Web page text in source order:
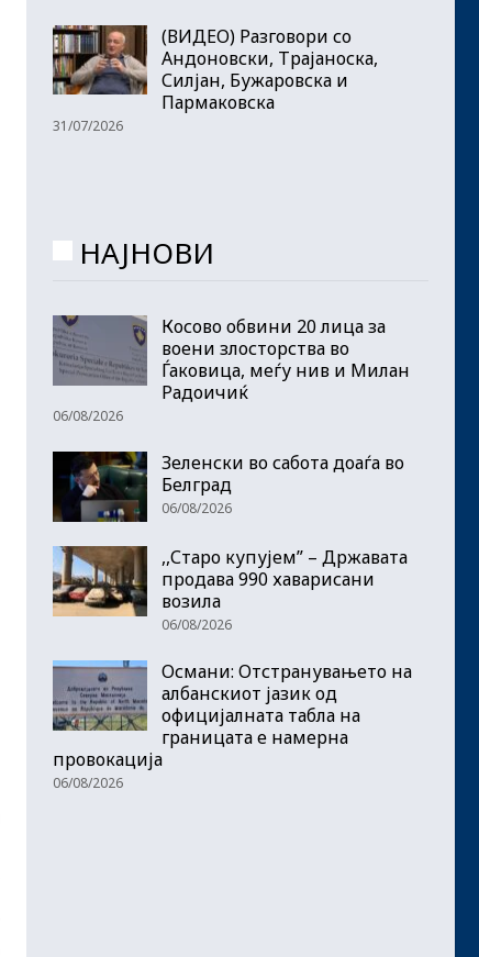
(ВИДЕО) Разговори со
Андоновски, Трајаноска,
Силјан, Бужаровска и
Пармаковска
31/07/2026
НАЈНОВИ
Косово обвини 20 лица за
воени злосторства во
Ѓаковица, меѓу нив и Милан
Радоичиќ
06/08/2026
Зеленски во сабота доаѓа во
Белград
06/08/2026
,,Старо купујем” – Државата
продава 990 хаварисани
возила
06/08/2026
Османи: Отстранувањето на
албанскиот јазик од
официјалната табла на
границата е намерна
провокација
06/08/2026